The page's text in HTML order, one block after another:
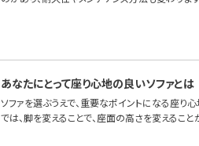
あなたにとって座り心地の良いソファとは
ソファを選ぶうえで、重要なポイントになる座り
では、脚を変えることで、座面の高さを変えるこ